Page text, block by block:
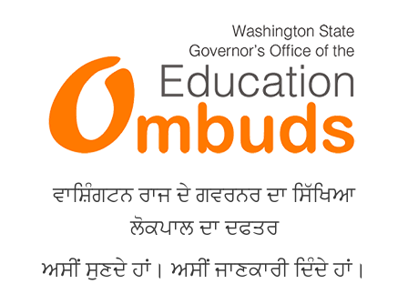
ਵਾਸ਼ਿੰਗਟਨਰਾਜਦੇਗਵਰਨਰਦਾਸਿੱਖਿਆ
ਲੋਕਪਾਲਦਾਦਫਤਰ
ਅਸੀਂਸੁਣਦੇਹਾਂ। ਅਸੀਂਜਾਣਕਾਰੀ ਦਿੰਦੇਹਾਂ।